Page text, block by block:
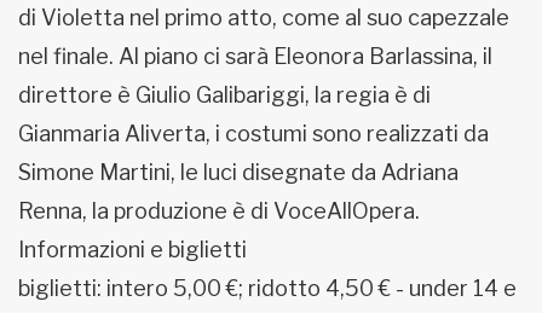
di Violetta nel primo atto, come al suo capezzale
nel finale. Al piano ci sarà Eleonora Barlassina, il
direttore è Giulio Galibariggi, la regia è di
Gianmaria Aliverta, i costumi sono realizzati da
Simone Martini, le luci disegnate da Adriana
Renna, la produzione è di VoceAllOpera.
Informazioni e biglietti
biglietti: intero 5,00 €; ridotto 4,50 € - under 14 e